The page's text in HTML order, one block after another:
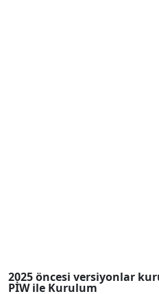
2025 öncesi versiyonlar
PİW ile Kurulum